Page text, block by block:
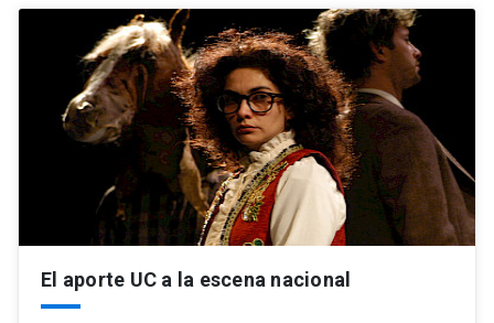
El aporte UC a la escena nacional